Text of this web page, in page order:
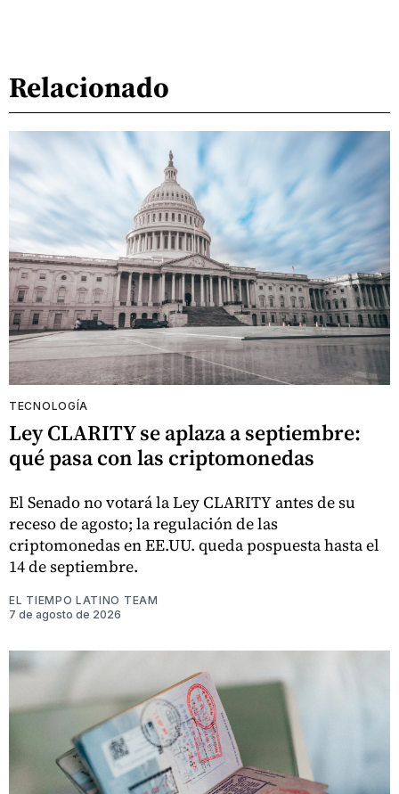
Relacionado
TECNOLOGÍA
Ley CLARITY se aplaza a septiembre:
qué pasa con las criptomonedas
El Senado no votará la Ley CLARITY antes de su
receso de agosto; la regulación de las
criptomonedas en EE.UU. queda pospuesta hasta el
14 de septiembre.
EL TIEMPO LATINO TEAM
7 de agosto de 2026